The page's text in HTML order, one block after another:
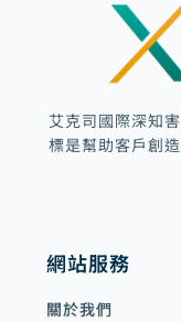
艾克司國際深知
標是幫助客戶創
網站服務
關於我們